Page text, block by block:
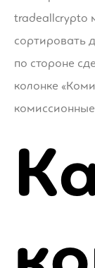
tradeallcrypto
сортировать
по стороне
колонке